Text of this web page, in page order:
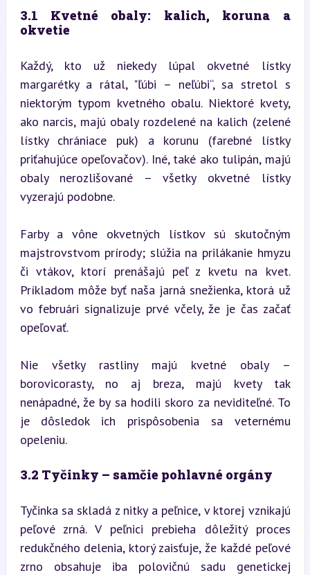
3.1 Kvetné obaly: kalich, koruna a
okvetie
Každý, kto už niekedy lúpal okvetné lístky
margarétky a rátal, "ľúbi – neľúbi“, sa stretol s
niektorým typom kvetného obalu. Niektoré kvety,
ako narcis, majú obaly rozdelené na kalich (zelené
lístky chrániace puk) a korunu (farebné lístky
priťahujúce opeľovačov). Iné, také ako tulipán, majú
obaly nerozlišované – všetky okvetné lístky
vyzerajú podobne.
Farby a vône okvetných lístkov sú skutočným
majstrovstvom prírody; slúžia na prilákanie hmyzu
či vtákov, ktorí prenášajú peľ z kvetu na kvet.
Príkladom môže byť naša jarná snežienka, ktorá už
vo februári signalizuje prvé včely, že je čas začať
opeľovať.
Nie všetky rastliny majú kvetné obaly –
borovicorasty, no aj breza, majú kvety tak
nenápadné, že by sa hodili skoro za neviditeľné. To
je dôsledok ich prispôsobenia sa veternému
opeleniu.
3.2 Tyčinky – samčie pohlavné orgány
Tyčinka sa skladá z nitky a peľnice, v ktorej vznikajú
peľové zrná. V peľnici prebieha dôležitý proces
redukčného delenia, ktorý zaisťuje, že každé peľové
zrno obsahuje iba polovičnú sadu genetickej